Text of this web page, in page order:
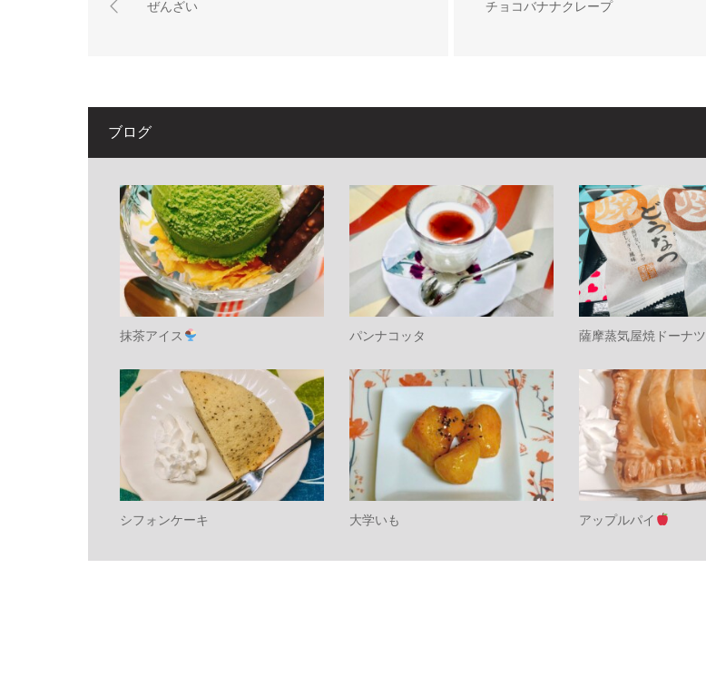
ぜんざい チョコバナナクレープ
ブログ
抹茶アイス パンナコッタ 薩摩蒸気屋焼ドーナツ
シフォンケーキ 大学いも アップルパイ